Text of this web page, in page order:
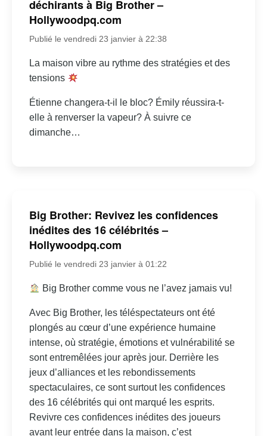
déchirants à Big Brother –
Hollywoodpq.com
Publié le vendredi 23 janvier à 22:38
La maison vibre au rythme des stratégies et des
tensions
Étienne changera-t-il le bloc? Émily réussira-t-
elle à renverser la vapeur? À suivre ce
dimanche…
Big Brother: Revivez les confidences
inédites des 16 célébrités –
Hollywoodpq.com
Publié le vendredi 23 janvier à 01:22
Big Brother comme vous ne l’avez jamais vu!
Avec Big Brother, les téléspectateurs ont été
plongés au cœur d’une expérience humaine
intense, où stratégie, émotions et vulnérabilité se
sont entremêlées jour après jour. Derrière les
jeux d’alliances et les rebondissements
spectaculaires, ce sont surtout les confidences
des 16 célébrités qui ont marqué les esprits.
Revivre ces confidences inédites des joueurs
avant leur entrée dans la maison, c’est